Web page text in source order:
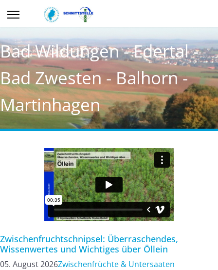
Bad Wildungen - Edertal -
Bad Zwesten - Balhorn -
Martinhagen
Zwischenfruchtschnipsel: Überraschendes,
Wissenwertes und Wichtiges über Öllein
05. August 2026Zwischenfrüchte & Untersaaten